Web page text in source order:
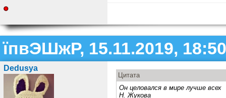
їпвЭШжР, 15.11.2019, 18:50
Dedusya
Цитата
Он целовался в мире лучше всех
Н. Жукова